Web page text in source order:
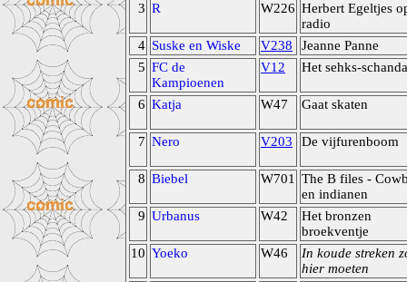
3 R W226 Herbert Egeltjes
radio
4 Suske en Wiske V238
Jeanne Panne
5 FC de
Kampioenen
V12 Het sehks-
6 Katja W47 Gaat skaten
7 Nero V203 De vijfurenboom
8 Biebel W701
The B files -
en indianen
9 Urbanus W42
Het bronzen
broekventje
10 Yoeko W46
In koude streken
hier moeten